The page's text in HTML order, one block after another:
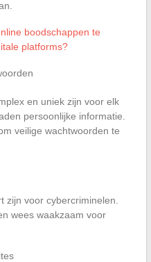
boodschappen te
platforms?
en uniek zijn voor elk
persoonlijke informatie.
veilige wachtwoorden te
zijn voor cybercriminelen.
wees waakzaam voor